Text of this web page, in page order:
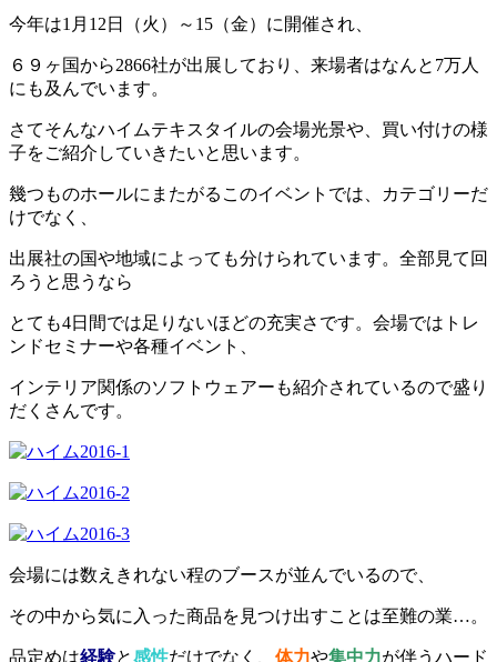
今年は1月12日（火）～15（金）に開催され、
６９ヶ国から2866社が出展しており、来場者はなんと7万人
にも及んでいます。
さてそんなハイムテキスタイルの会場光景や、買い付けの様
子をご紹介していきたいと思います。
幾つものホールにまたがるこのイベントでは、カテゴリーだ
けでなく、
出展社の国や地域によっても分けられています。全部見て回
ろうと思うなら
とても4日間では足りないほどの充実さです。会場ではトレ
ンドセミナーや各種イベント、
インテリア関係のソフトウェアーも紹介されているので盛り
だくさんです。
会場には数えきれない程のブースが並んでいるので、
その中から気に入った商品を見つけ出すことは至難の業…。
品定めは経験と感性だけでなく、 体力や集中力が伴うハード